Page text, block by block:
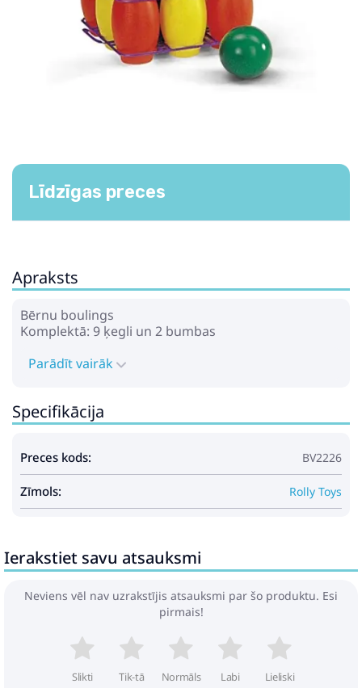
Līdzīgas preces
Apraksts
Bērnu boulings
Komplektā: 9 ķegli un 2 bumbas
Parādīt vairāk
Specifikācija
Preces kods: BV2226
Zīmols: Rolly Toys
Ierakstiet savu atsauksmi
Neviens vēl nav uzrakstījis atsauksmi par šo produktu. Esi
pirmais!
Slikti Tik-tā Normāls Labi Lieliski